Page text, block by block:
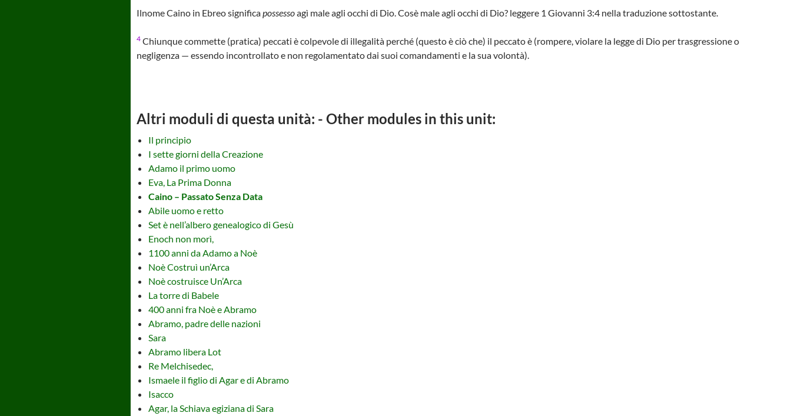
Ilnome Caino in Ebreo significapossessoagì male agli occhi di Dio. Cosè male agli occhi di Dio? leggere 1 Giovanni 3:4 nella traduzione sottostante.
4 Chiunque commette (pratica) peccati è colpevole di illegalità perché (questo è ciò che) il peccato è (rompere, violare la legge di Dio per trasgressione o
negligenza — essendo incontrollato e non regolamentato dai suoi comandamenti e la sua volontà).
Altri moduli di questa unità: - Other modules in this unit:
Il principio
I sette giorni della Creazione
Adamo il primo uomo
Eva, La Prima Donna
Caino – Passato Senza Data
Abile uomo e retto
Set è nell’albero genealogico di Gesù
Enoch non morì,
1100 anni da Adamo a Noè
Noè Costruì un’Arca
Noè costruisce Un’Arca
La torre di Babele
400 anni fra Noè e Abramo
Abramo, padre delle nazioni
Sara
Abramo libera Lot
Re Melchisedec,
Ismaele il figlio di Agar e di Abramo
Isacco
Agar, la Schiava egiziana di Sara